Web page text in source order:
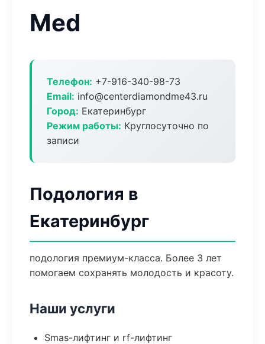
Med
Телефон: +7-916-340-98-73
Email: info@centerdiamondme43.ru
Город: Екатеринбург
Режим работы: Круглосуточно по
записи
Подология в
Екатеринбург
подология премиум-класса. Более 3 лет
помогаем сохранять молодость и красоту.
Наши услуги
Smas-лифтинг и rf-лифтинг